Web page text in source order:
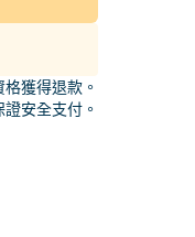
獲得退款。
證安全支付。